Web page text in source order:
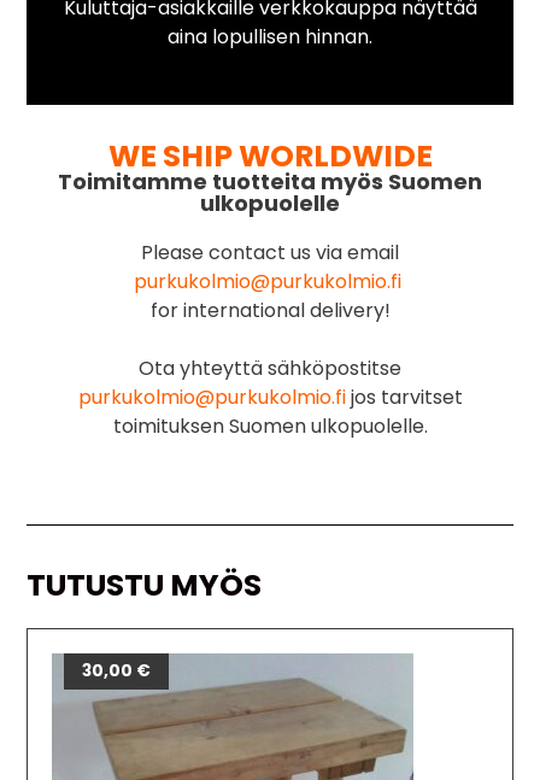
Kuluttaja-asiakkaille verkkokauppa näyttää
aina lopullisen hinnan.
WE SHIP WORLDWIDE
Toimitamme tuotteita myös Suomen
ulkopuolelle
Please contact us via email
purkukolmio@purkukolmio.fi
for international delivery!
Ota yhteyttä sähköpostitse
purkukolmio@purkukolmio.fijos tarvitset
toimituksen Suomen ulkopuolelle.
TUTUSTU MYÖS
30,00 €